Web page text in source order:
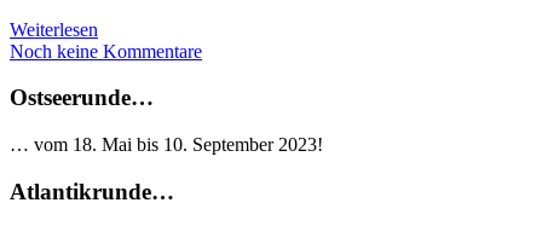
Weiterlesen
Noch keine Kommentare
Ostseerunde…
… vom 18. Mai bis 10. September 2023!
Atlantikrunde…